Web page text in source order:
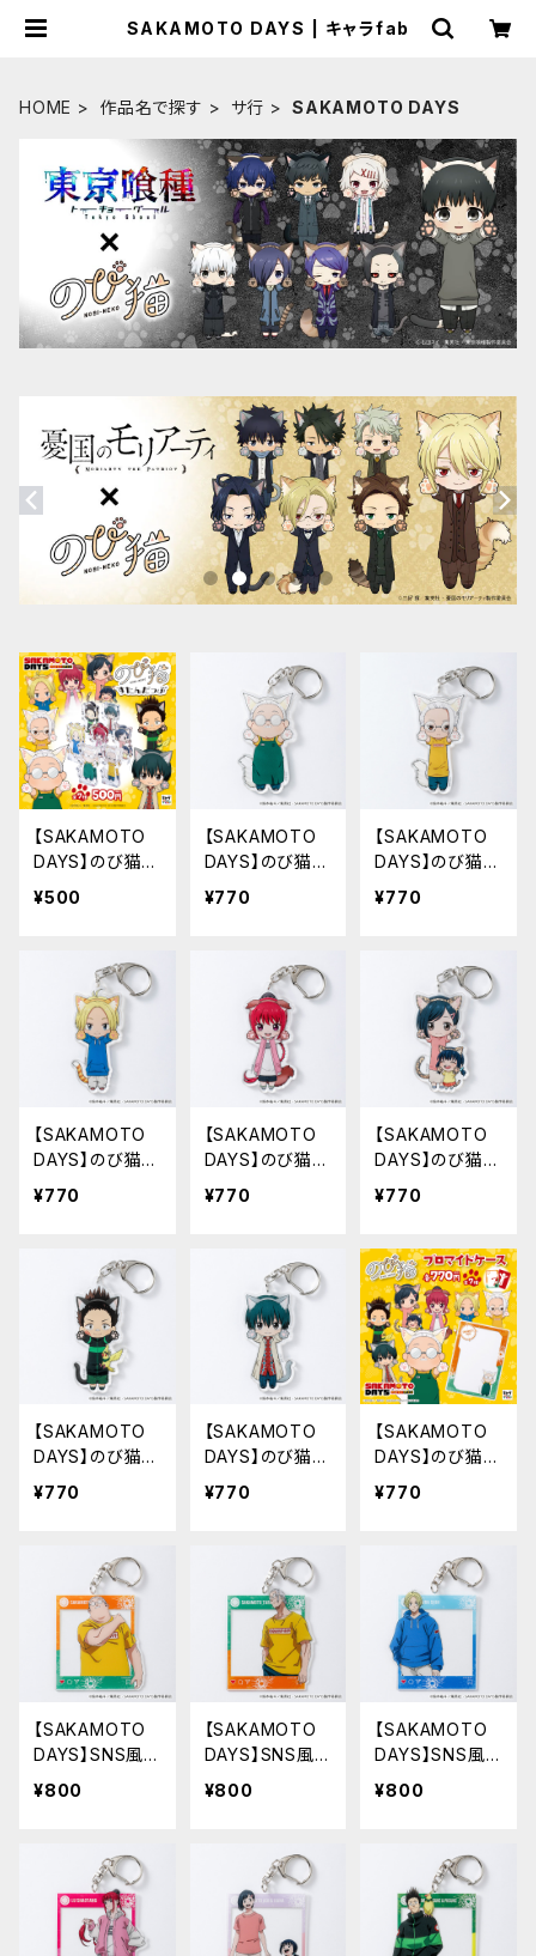
SAKAMOTO DAYS | キャラfab
HOME 作品名で探す サ行 SAKAMOTO DAYS
【SAKAMOTO
DAYS】のび猫す
たんだっぷ
¥500
【SAKAMOTO
DAYS】のび猫ア
クリルキーホル
¥770
【SAKAMOTO
DAYS】のび猫ア
クリルキーホル
¥770
【SAKAMOTO
DAYS】のび猫ア
クリルキーホル
¥770
【SAKAMOTO
DAYS】のび猫ア
クリルキーホル
¥770
【SAKAMOTO
DAYS】のび猫ア
クリルキーホル
¥770
【SAKAMOTO
DAYS】のび猫ア
クリルキーホル
¥770
【SAKAMOTO
DAYS】のび猫ア
クリルキーホル
¥770
【SAKAMOTO
DAYS】のび猫B
7ブロマイドケー
¥770
【SAKAMOTO
DAYS】SNS風ア
クリルキーホル
¥800
【SAKAMOTO
DAYS】SNS風ア
クリルキーホル
¥800
【SAKAMOTO
DAYS】SNS風ア
クリルキーホル
¥800